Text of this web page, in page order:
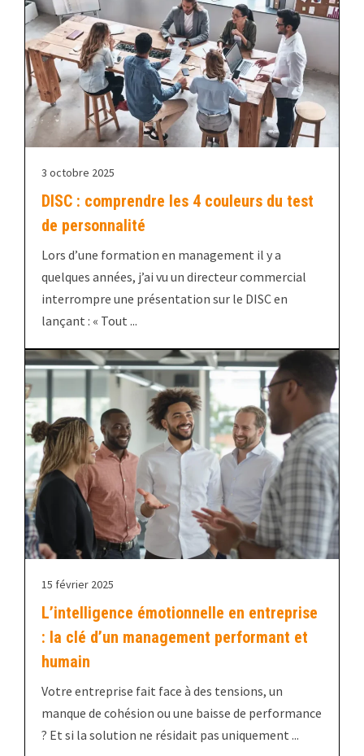
3 octobre 2025
DISC : comprendre les 4 couleurs du test
de personnalité
Lors d’une formation en management il y a
quelques années, j’ai vu un directeur commercial
interrompre une présentation sur le DISC en
lançant : « Tout ...
15 février 2025
L’intelligence émotionnelle en entreprise
: la clé d’un management performant et
humain
Votre entreprise fait face à des tensions, un
manque de cohésion ou une baisse de performance
? Et si la solution ne résidait pas uniquement ...